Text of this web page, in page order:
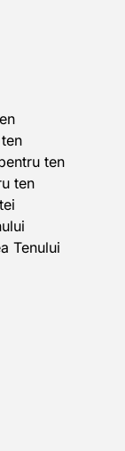
ten
ten
Tenului